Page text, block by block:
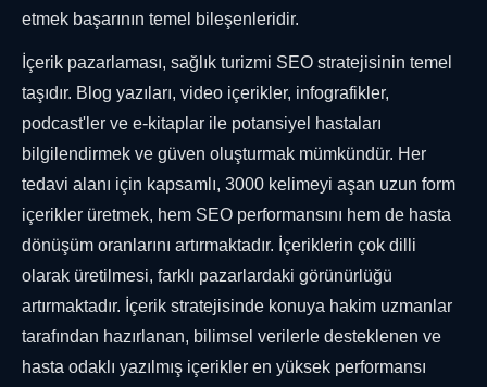
etmek başarının temel bileşenleridir.
İçerik pazarlaması, sağlık turizmi SEO stratejisinin temel
taşıdır. Blog yazıları, video içerikler, infografikler,
podcast'ler ve e-kitaplar ile potansiyel hastaları
bilgilendirmek ve güven oluşturmak mümkündür. Her
tedavi alanı için kapsamlı, 3000 kelimeyi aşan uzun form
içerikler üretmek, hem SEO performansını hem de hasta
dönüşüm oranlarını artırmaktadır. İçeriklerin çok dilli
olarak üretilmesi, farklı pazarlardaki görünürlüğü
artırmaktadır. İçerik stratejisinde konuya hakim uzmanlar
tarafından hazırlanan, bilimsel verilerle desteklenen ve
hasta odaklı yazılmış içerikler en yüksek performansı